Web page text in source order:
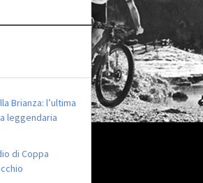
Brianza: l’ultima
leggendaria
di Coppa